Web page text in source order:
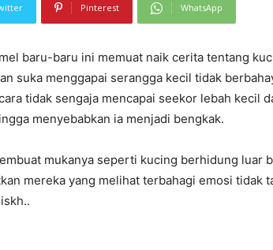
Pinterest WhatsApp
baru-baru ini memuat naik cerita tentang
suka menggapai serangga kecil tidak
tidak sengaja mencapai seekor lebah kecil
menyebabkan ia menjadi bengkak.
mukanya seperti kucing berhidung luar
mereka yang melihat terbahagi emosi tidak